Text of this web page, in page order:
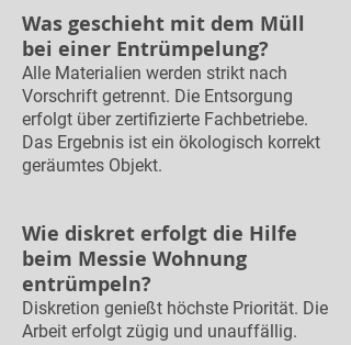
Was geschieht mit dem Müll
bei einer Entrümpelung?
Alle Materialien werden strikt nach
Vorschrift getrennt. Die Entsorgung
erfolgt über zertifizierte Fachbetriebe.
Das Ergebnis ist ein ökologisch korrekt
geräumtes Objekt.
Wie diskret erfolgt die Hilfe
beim Messie Wohnung
entrümpeln?
Diskretion genießt höchste Priorität. Die
Arbeit erfolgt zügig und unauffällig.